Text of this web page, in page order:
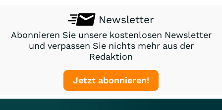
Newsletter
Abonnieren Sie unsere kostenlosen Newsletter
und verpassen Sie nichts mehr aus der
Redaktion
Jetzt abonnieren!